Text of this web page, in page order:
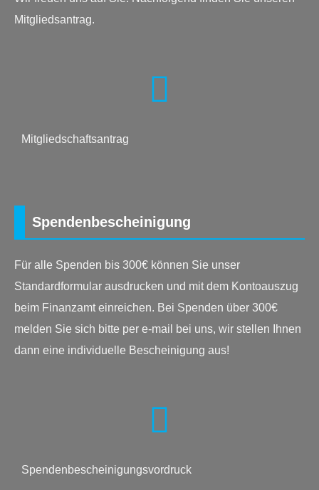
Mitgliedsantrag.
Mitgliedschaftsantrag
Spendenbescheinigung
Für alle Spenden bis 300€ können Sie unser
Standardformular ausdrucken und mit dem Kontoauszug
beim Finanzamt einreichen. Bei Spenden über 300€
melden Sie sich bitte per e-mail bei uns, wir stellen Ihnen
dann eine individuelle Bescheinigung aus!
Spendenbescheinigungsvordruck